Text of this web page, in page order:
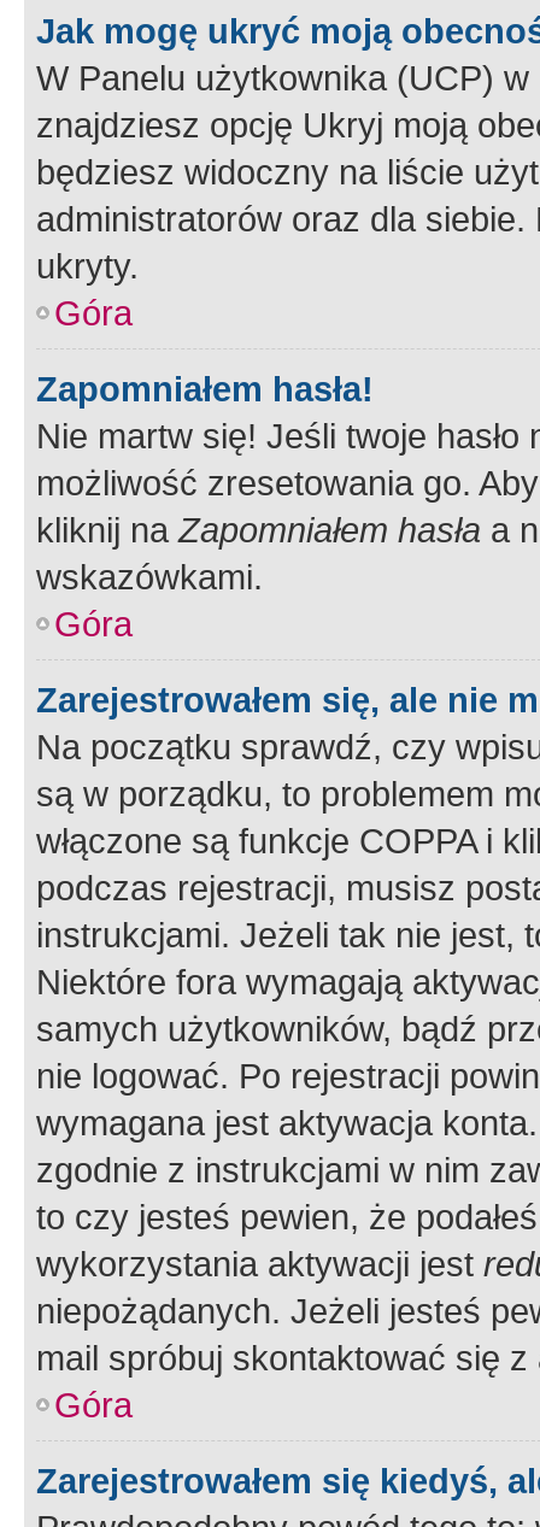
Jak mogę ukryć moją
W Panelu użytkownika (UCP) w
znajdziesz opcję Ukryj moją
będziesz widoczny na liście
administratorów oraz dla
ukryty.
Góra
Zapomniałem hasła!
Nie martw się! Jeśli twoje
możliwość zresetowania go.
kliknij naZapomniałem hasła a
wskazówkami.
Góra
Zarejestrowałem się, ale nie
Na początku sprawdź, czy
są w porządku, to problemem
włączone są funkcje COPPA i
podczas rejestracji, musisz
instrukcjami. Jeżeli tak nie jest,
Niektóre fora wymagają
samych użytkowników, bądź
nie logować. Po rejestracji
wymagana jest aktywacja
zgodnie z instrukcjami w nim
to czy jesteś pewien, że
wykorzystania aktywacji jest
niepożądanych. Jeżeli jesteś
mail spróbuj skontaktować się
Góra
Zarejestrowałem się kiedyś,